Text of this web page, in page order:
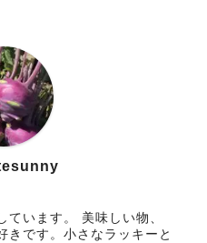
ています。 美味しい物、
きです。小さなラッキーと